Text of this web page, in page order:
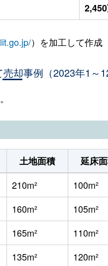
）を加工して作成
却事例（2023年1～
土地面積 延床
210m² 100m²
160m² 105m²
165m² 110m²
135m² 120m²